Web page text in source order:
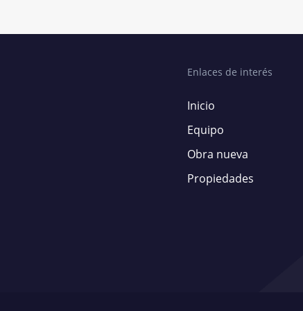
Enlaces de interés
Inicio
Equipo
Obra nueva
Propiedades